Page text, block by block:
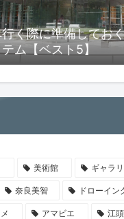
く際に準備してお
ム【ベスト5】
美術館 ギャラ
奈良美智 ドローイン
アマビエ 江